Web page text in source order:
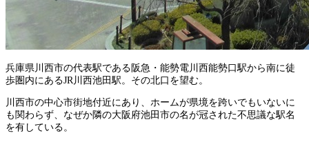
兵庫県川西市の代表駅である阪急・能勢電川西能勢口駅から南に徒
歩圏内にあるJR川西池田駅。その北口を望む。
川西市の中心市街地付近にあり、ホームが県境を跨いでもいないに
も関わらず、なぜか隣の大阪府池田市の名が冠された不思議な駅名
を有している。